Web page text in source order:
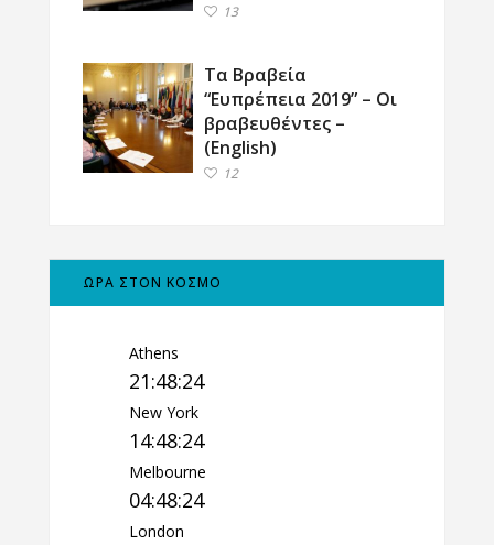
13
Τα Βραβεία
“Ευπρέπεια 2019” – Οι
βραβευθέντες –
(English)
12
ΩΡΑ ΣΤΟΝ ΚΟΣΜΟ
Athens
21:48:25
New York
14:48:25
Melbourne
04:48:25
London